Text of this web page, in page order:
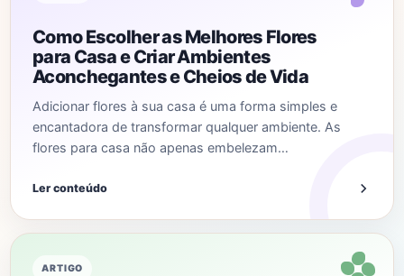
Como Escolher as Melhores Flores
para Casa e Criar Ambientes
Aconchegantes e Cheios de Vida
Adicionar flores à sua casa é uma forma simples e
encantadora de transformar qualquer ambiente. As
flores para casa não apenas embelezam…
Ler conteúdo
ARTIGO